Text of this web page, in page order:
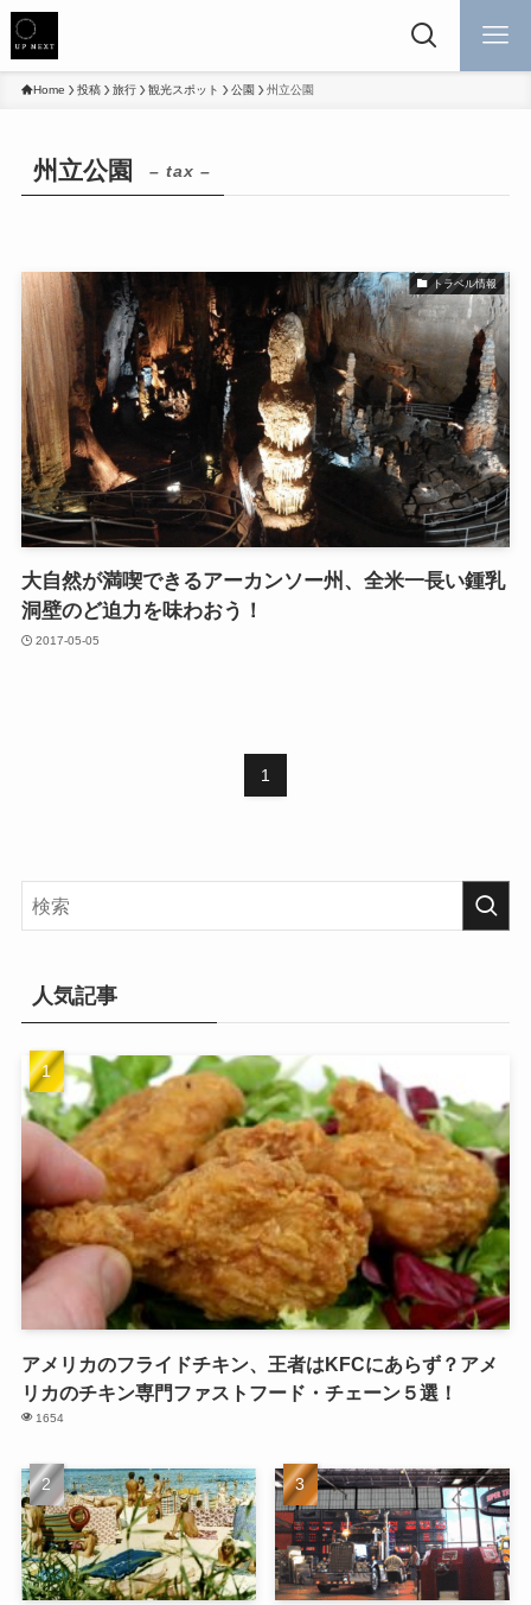
Home 投稿 旅行 観光スポット 公園 州立公園
州立公園 – tax –
トラベル情報
大自然が満喫できるアーカンソー州、全米一長い鍾乳
洞壁のど迫力を味わおう！
2017-05-05
1
人気記事
アメリカのフライドチキン、王者はKFCにあらず？アメ
リカのチキン専門ファストフード・チェーン５選！
1654